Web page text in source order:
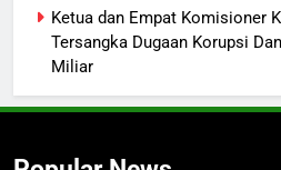
Ketua dan Empat Komisioner
Tersangka Dugaan Korupsi
Miliar
Hidup
Insiden